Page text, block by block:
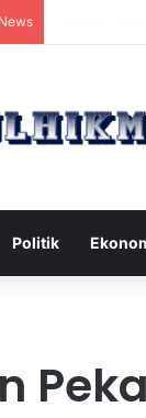
Politik